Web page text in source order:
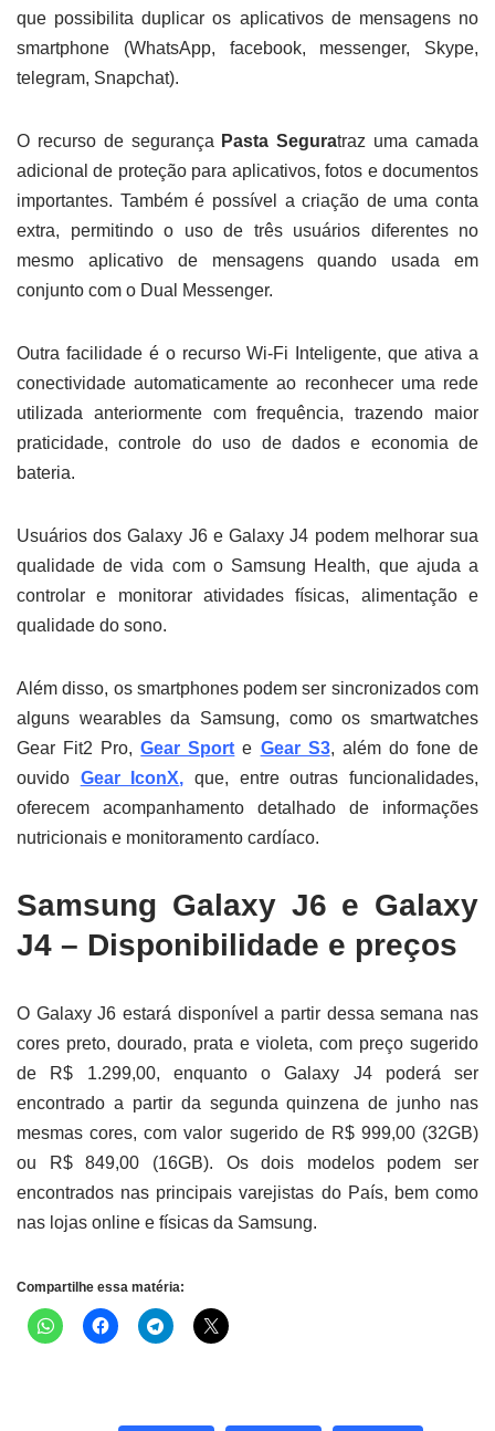
que possibilita duplicar os aplicativos de mensagens no
smartphone (WhatsApp, facebook, messenger, Skype,
telegram, Snapchat).
O recurso de segurança Pasta Seguratraz uma camada
adicional de proteção para aplicativos, fotos e documentos
importantes. Também é possível a criação de uma conta
extra, permitindo o uso de três usuários diferentes no
mesmo aplicativo de mensagens quando usada em
conjunto com o Dual Messenger.
Outra facilidade é o recurso Wi-Fi Inteligente, que ativa a
conectividade automaticamente ao reconhecer uma rede
utilizada anteriormente com frequência, trazendo maior
praticidade, controle do uso de dados e economia de
bateria.
Usuários dos Galaxy J6 e Galaxy J4 podem melhorar sua
qualidade de vida com o Samsung Health, que ajuda a
controlar e monitorar atividades físicas, alimentação e
qualidade do sono.
Além disso, os smartphones podem ser sincronizados com
alguns wearables da Samsung, como os smartwatches
Gear Fit2 Pro,Gear Sport e Gear S3, além do fone de
ouvido Gear IconX, que, entre outras funcionalidades,
oferecem acompanhamento detalhado de informações
nutricionais e monitoramento cardíaco.
Samsung Galaxy J6 e Galaxy
J4 – Disponibilidade e preços
O Galaxy J6 estará disponível a partir dessa semana nas
cores preto, dourado, prata e violeta, com preço sugerido
de R$ 1.299,00, enquanto o Galaxy J4 poderá ser
encontrado a partir da segunda quinzena de junho nas
mesmas cores, com valor sugerido de R$ 999,00 (32GB)
ou R$ 849,00 (16GB). Os dois modelos podem ser
encontrados nas principais varejistas do País, bem como
nas lojas online e físicas da Samsung.
Compartilhe essa matéria: